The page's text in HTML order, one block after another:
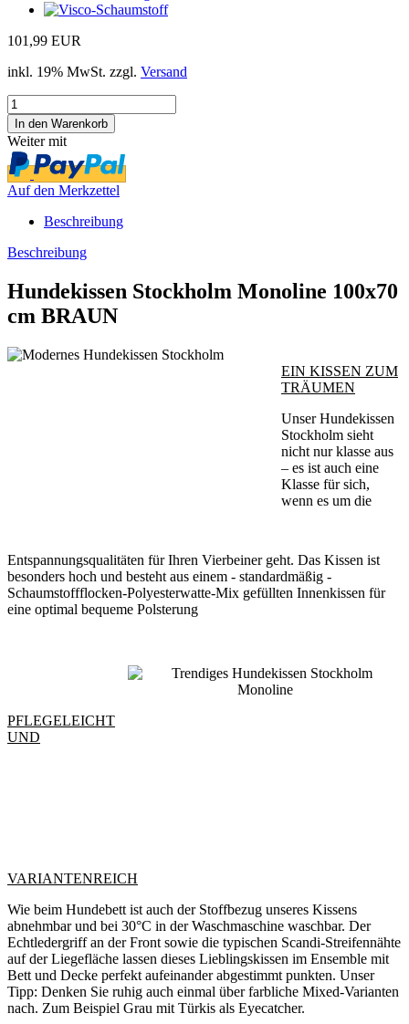
101,99 EUR
inkl. 19% MwSt. zzgl. Versand
Weiter mit
Auf den Merkzettel
Beschreibung
Beschreibung
Hundekissen Stockholm Monoline 100x70
cm BRAUN
EIN KISSEN ZUM
TRÄUMEN
Unser Hundekissen
Stockholm sieht
nicht nur klasse aus
– es ist auch eine
Klasse für sich,
wenn es um die
Entspannungsqualitäten für Ihren Vierbeiner geht. Das Kissen ist
besonders hoch und besteht aus einem - standardmäßig -
Schaumstoffflocken-Polyesterwatte-Mix gefüllten Innenkissen für
eine optimal bequeme Polsterung
PFLEGELEICHT
UND
VARIANTENREICH
Wie beim Hundebett ist auch der Stoffbezug unseres Kissens
abnehmbar und bei 30°C in der Waschmaschine waschbar. Der
Echtledergriff an der Front sowie die typischen Scandi-Streifennähte
auf der Liegefläche lassen dieses Lieblingskissen im Ensemble mit
Bett und Decke perfekt aufeinander abgestimmt punkten. Unser
Tipp: Denken Sie ruhig auch einmal über farbliche Mixed-Varianten
nach. Zum Beispiel Grau mit Türkis als Eyecatcher.